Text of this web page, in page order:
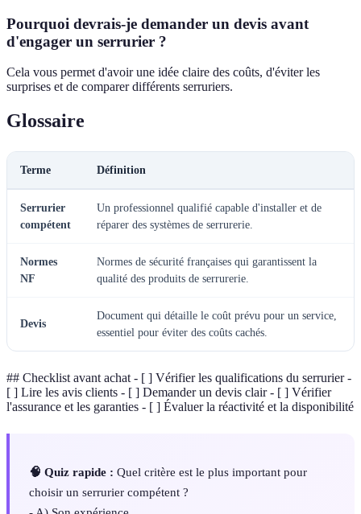
Pourquoi devrais-je demander un devis avant
d'engager un serrurier ?
Cela vous permet d'avoir une idée claire des coûts, d'éviter les
surprises et de comparer différents serruriers.
Glossaire
Terme Définition
Serrurier
compétent
Un professionnel qualifié capable d'installer et de
réparer des systèmes de serrurerie.
Normes
NF
Normes de sécurité françaises qui garantissent la
qualité des produits de serrurerie.
Devis
Document qui détaille le coût prévu pour un service,
essentiel pour éviter des coûts cachés.
## Checklist avant achat - [ ] Vérifier les qualifications du serrurier -
[ ] Lire les avis clients - [ ] Demander un devis clair - [ ] Vérifier
l'assurance et les garanties - [ ] Évaluer la réactivité et la disponibilité
🧠 Quiz rapide : Quel critère est le plus important pour
choisir un serrurier compétent ?